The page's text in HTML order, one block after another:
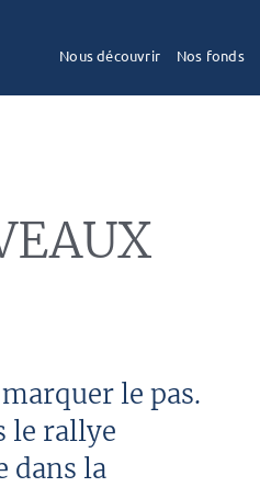
Nous découvrir Nos fonds
le pas.
le rallye
dans la